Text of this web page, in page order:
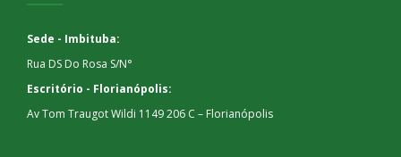
Sede - Imbituba:
Rua DS Do Rosa S/N°
Escritório - Florianópolis:
Av Tom Traugot Wildi 1149 206 C – Florianópolis